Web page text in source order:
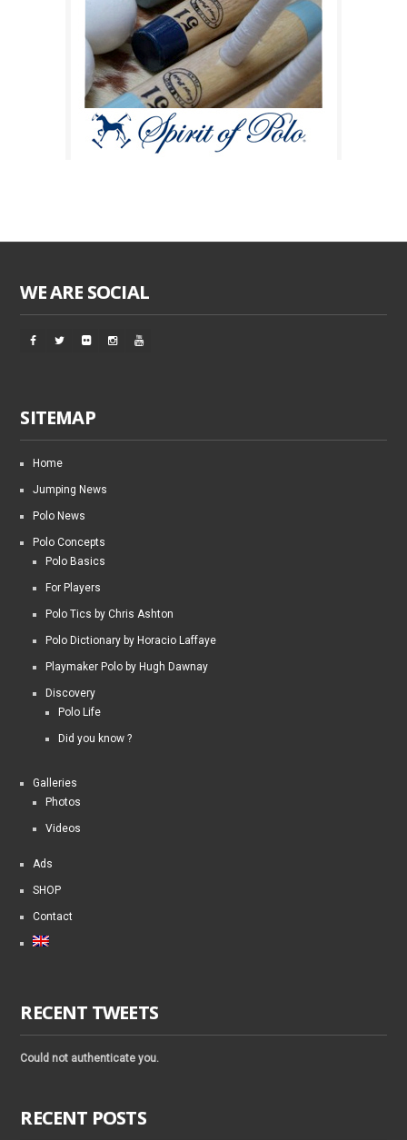
WE ARE SOCIAL
SITEMAP
Home
Jumping News
Polo News
Polo Concepts
Polo Basics
For Players
Polo Tics by Chris Ashton
Polo Dictionary by Horacio Laffaye
Playmaker Polo by Hugh Dawnay
Discovery
Polo Life
Did you know ?
Galleries
Photos
Videos
Ads
SHOP
Contact
RECENT TWEETS
Could not authenticate you.
RECENT POSTS